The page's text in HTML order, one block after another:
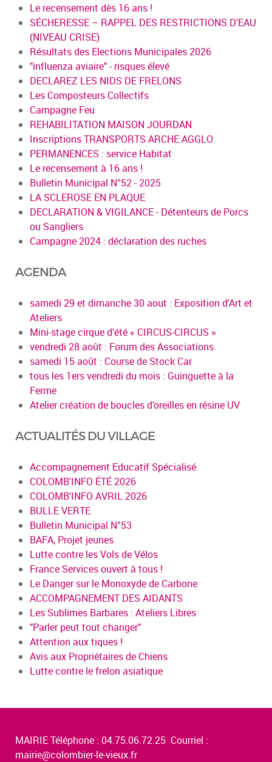
Le recensement dès 16 ans !
SÉCHERESSE – RAPPEL DES RESTRICTIONS D'EAU
(NIVEAU CRISE)
Résultats des Elections Municipales 2026
"influenza aviaire" - risques élevé
DECLAREZ LES NIDS DE FRELONS
Les Composteurs Collectifs
Campagne Feu
REHABILITATION MAISON JOURDAN
Inscriptions TRANSPORTS ARCHE AGGLO
PERMANENCES : service Habitat
Le recensement à 16 ans !
Bulletin Municipal N°52 - 2025
LA SCLEROSE EN PLAQUE
DECLARATION & VIGILANCE - Détenteurs de Porcs
ou Sangliers
Campagne 2024 : déclaration des ruches
AGENDA
samedi 29 et dimanche 30 aout : Exposition d'Art et
Ateliers
Mini-stage cirque d'été « CIRCUS-CIRCUS »
vendredi 28 août : Forum des Associations
samedi 15 août : Course de Stock Car
tous les 1ers vendredi du mois : Guinguette à la
Ferme
Atelier création de boucles d’oreilles en résine UV
ACTUALITÉS DU VILLAGE
Accompagnement Educatif Spécialisé
COLOMB'INFO ÉTÉ 2026
COLOMB'INFO AVRIL 2026
BULLE VERTE
Bulletin Municipal N°53
BAFA, Projet jeunes
Lutte contre les Vols de Vélos
France Services ouvert à tous !
Le Danger sur le Monoxyde de Carbone
ACCOMPAGNEMENT DES AIDANTS
Les Sublimes Barbares : Ateliers Libres
"Parler peut tout changer"
Attention aux tiques !
Avis aux Propriétaires de Chiens
Lutte contre le frelon asiatique
MAIRIE Téléphone : 04.75.06.72.25 Courriel :
mairie@colombier-le-vieux.fr